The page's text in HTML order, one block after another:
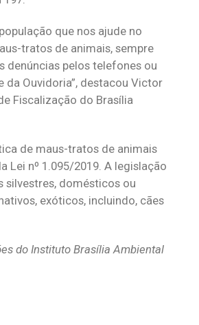
que nos ajude no
tratos de animais, sempre
denúncias pelos telefones ou
da Ouvidoria”, destacou Victor
Fiscalização do Brasília
de maus-tratos de animais
Lei nº 1.095/2019. A legislação
silvestres, domésticos ou
exóticos, incluindo, cães
do Instituto Brasília Ambiental